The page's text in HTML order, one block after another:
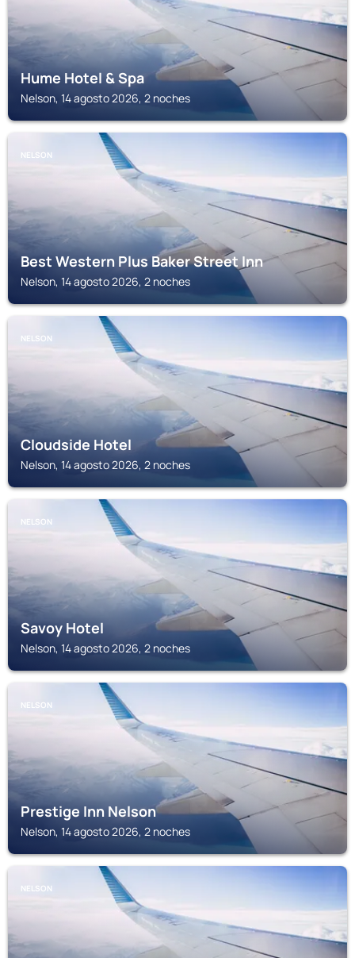
Hume Hotel & Spa
Nelson, 14 agosto 2026, 2 noches
NELSON
Best Western Plus Baker Street Inn
Nelson, 14 agosto 2026, 2 noches
NELSON
Cloudside Hotel
Nelson, 14 agosto 2026, 2 noches
NELSON
Savoy Hotel
Nelson, 14 agosto 2026, 2 noches
NELSON
Prestige Inn Nelson
Nelson, 14 agosto 2026, 2 noches
NELSON